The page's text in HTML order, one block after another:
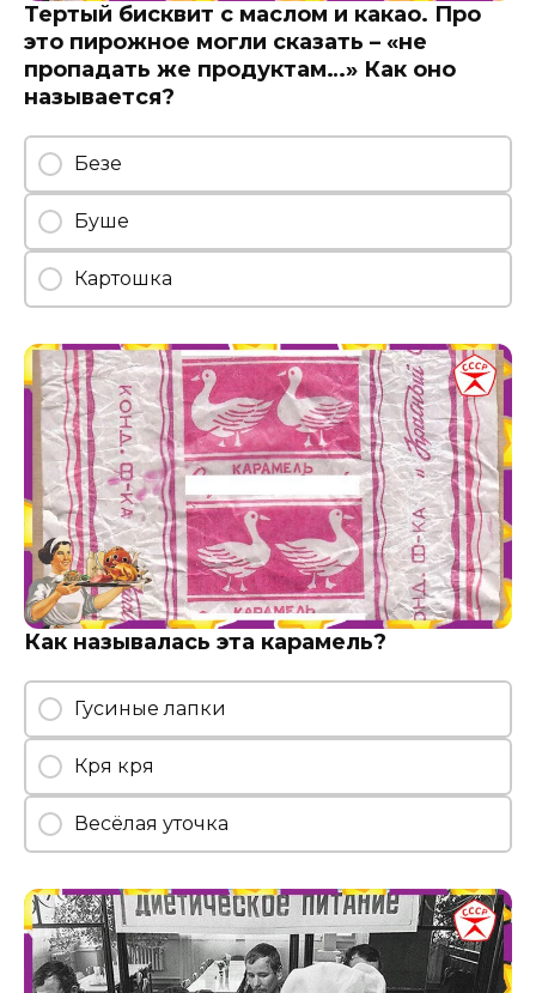
Тертый бисквит с маслом и какао. Про
это пирожное могли сказать – «не
пропадать же продуктам…» Как оно
называется?
Безе
Буше
Картошка
Как называлась эта карамель?
Гусиные лапки
Кря кря
Весёлая уточка